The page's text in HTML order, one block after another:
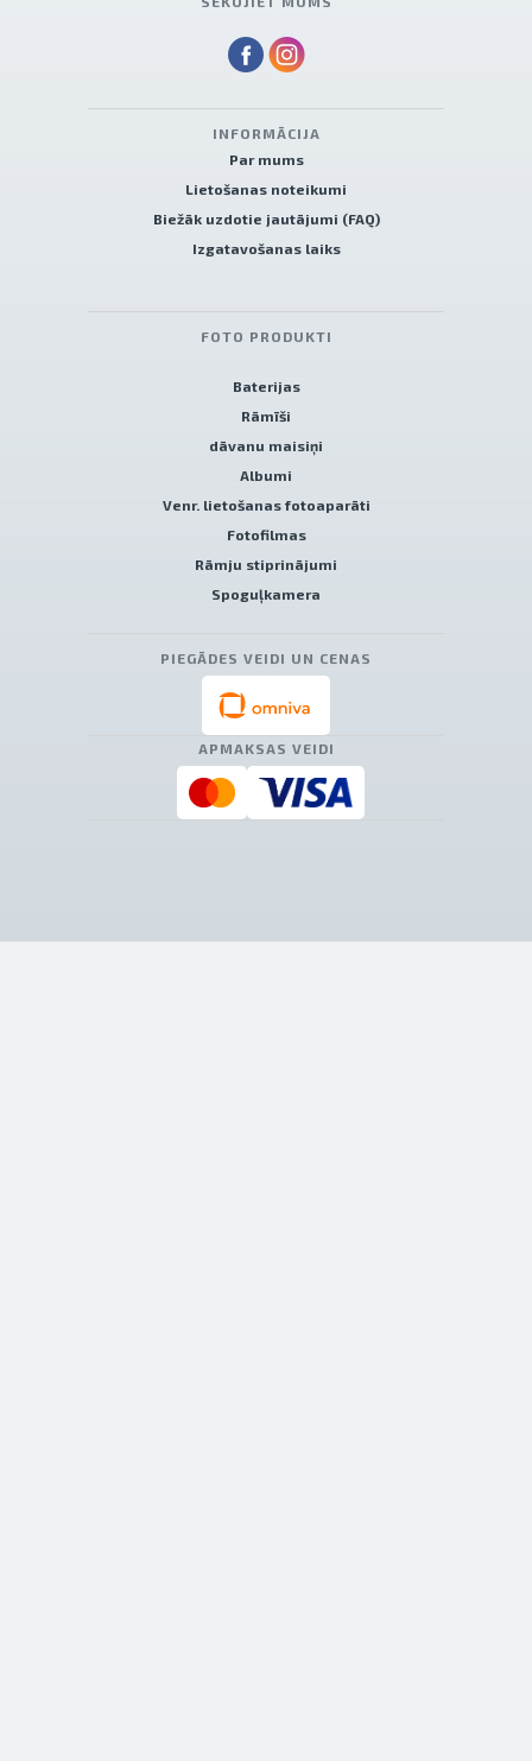
INFORMĀCIJA
Par mums
Lietošanas noteikumi
Biežāk uzdotie jautājumi (FAQ)
Izgatavošanas laiks
FOTO PRODUKTI
Baterijas
Rāmīši
dāvanu maisiņi
Albumi
Venr. lietošanas fotoaparāti
Fotofilmas
Rāmju stiprinājumi
Spoguļkamera
PIEGĀDES VEIDI UN CENAS
APMAKSAS VEIDI